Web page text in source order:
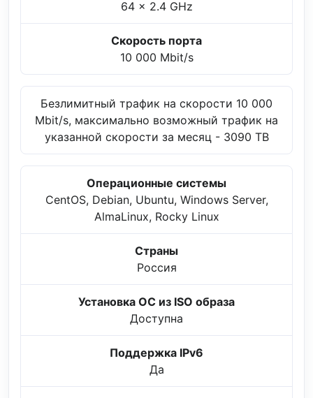
64 x 2.4 GHz
Скорость порта
10 000 Mbit/s
Безлимитный трафик на скорости 10 000
Mbit/s, максимально возможный трафик на
указанной скорости за месяц - 3090 TB
Операционные системы
CentOS, Debian, Ubuntu, Windows Server,
AlmaLinux, Rocky Linux
Страны
Россия
Установка ОС из ISO образа
Доступна
Поддержка IPv6
Да